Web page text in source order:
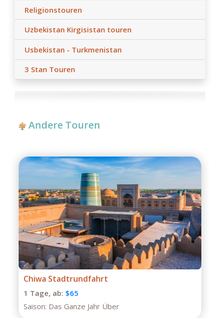
Religionstouren
Uzbekistan Kirgisistan touren
Usbekistan - Turkmenistan
3 Stan Touren
Andere Touren
Über